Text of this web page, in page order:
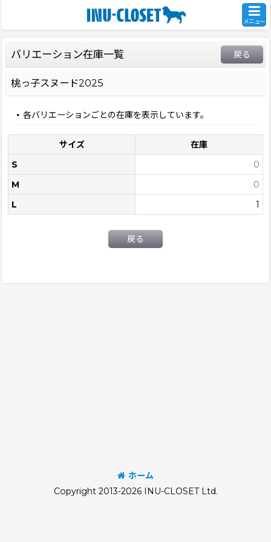
メニュー
バリエーション在庫一覧 戻る
桃っ子スヌード2025
各バリエーションごとの在庫を表示しています。
サイズ
在庫
S
0
M
0
L
1
戻る
ホーム
Copyright 2013-2026 INU-CLOSET Ltd.